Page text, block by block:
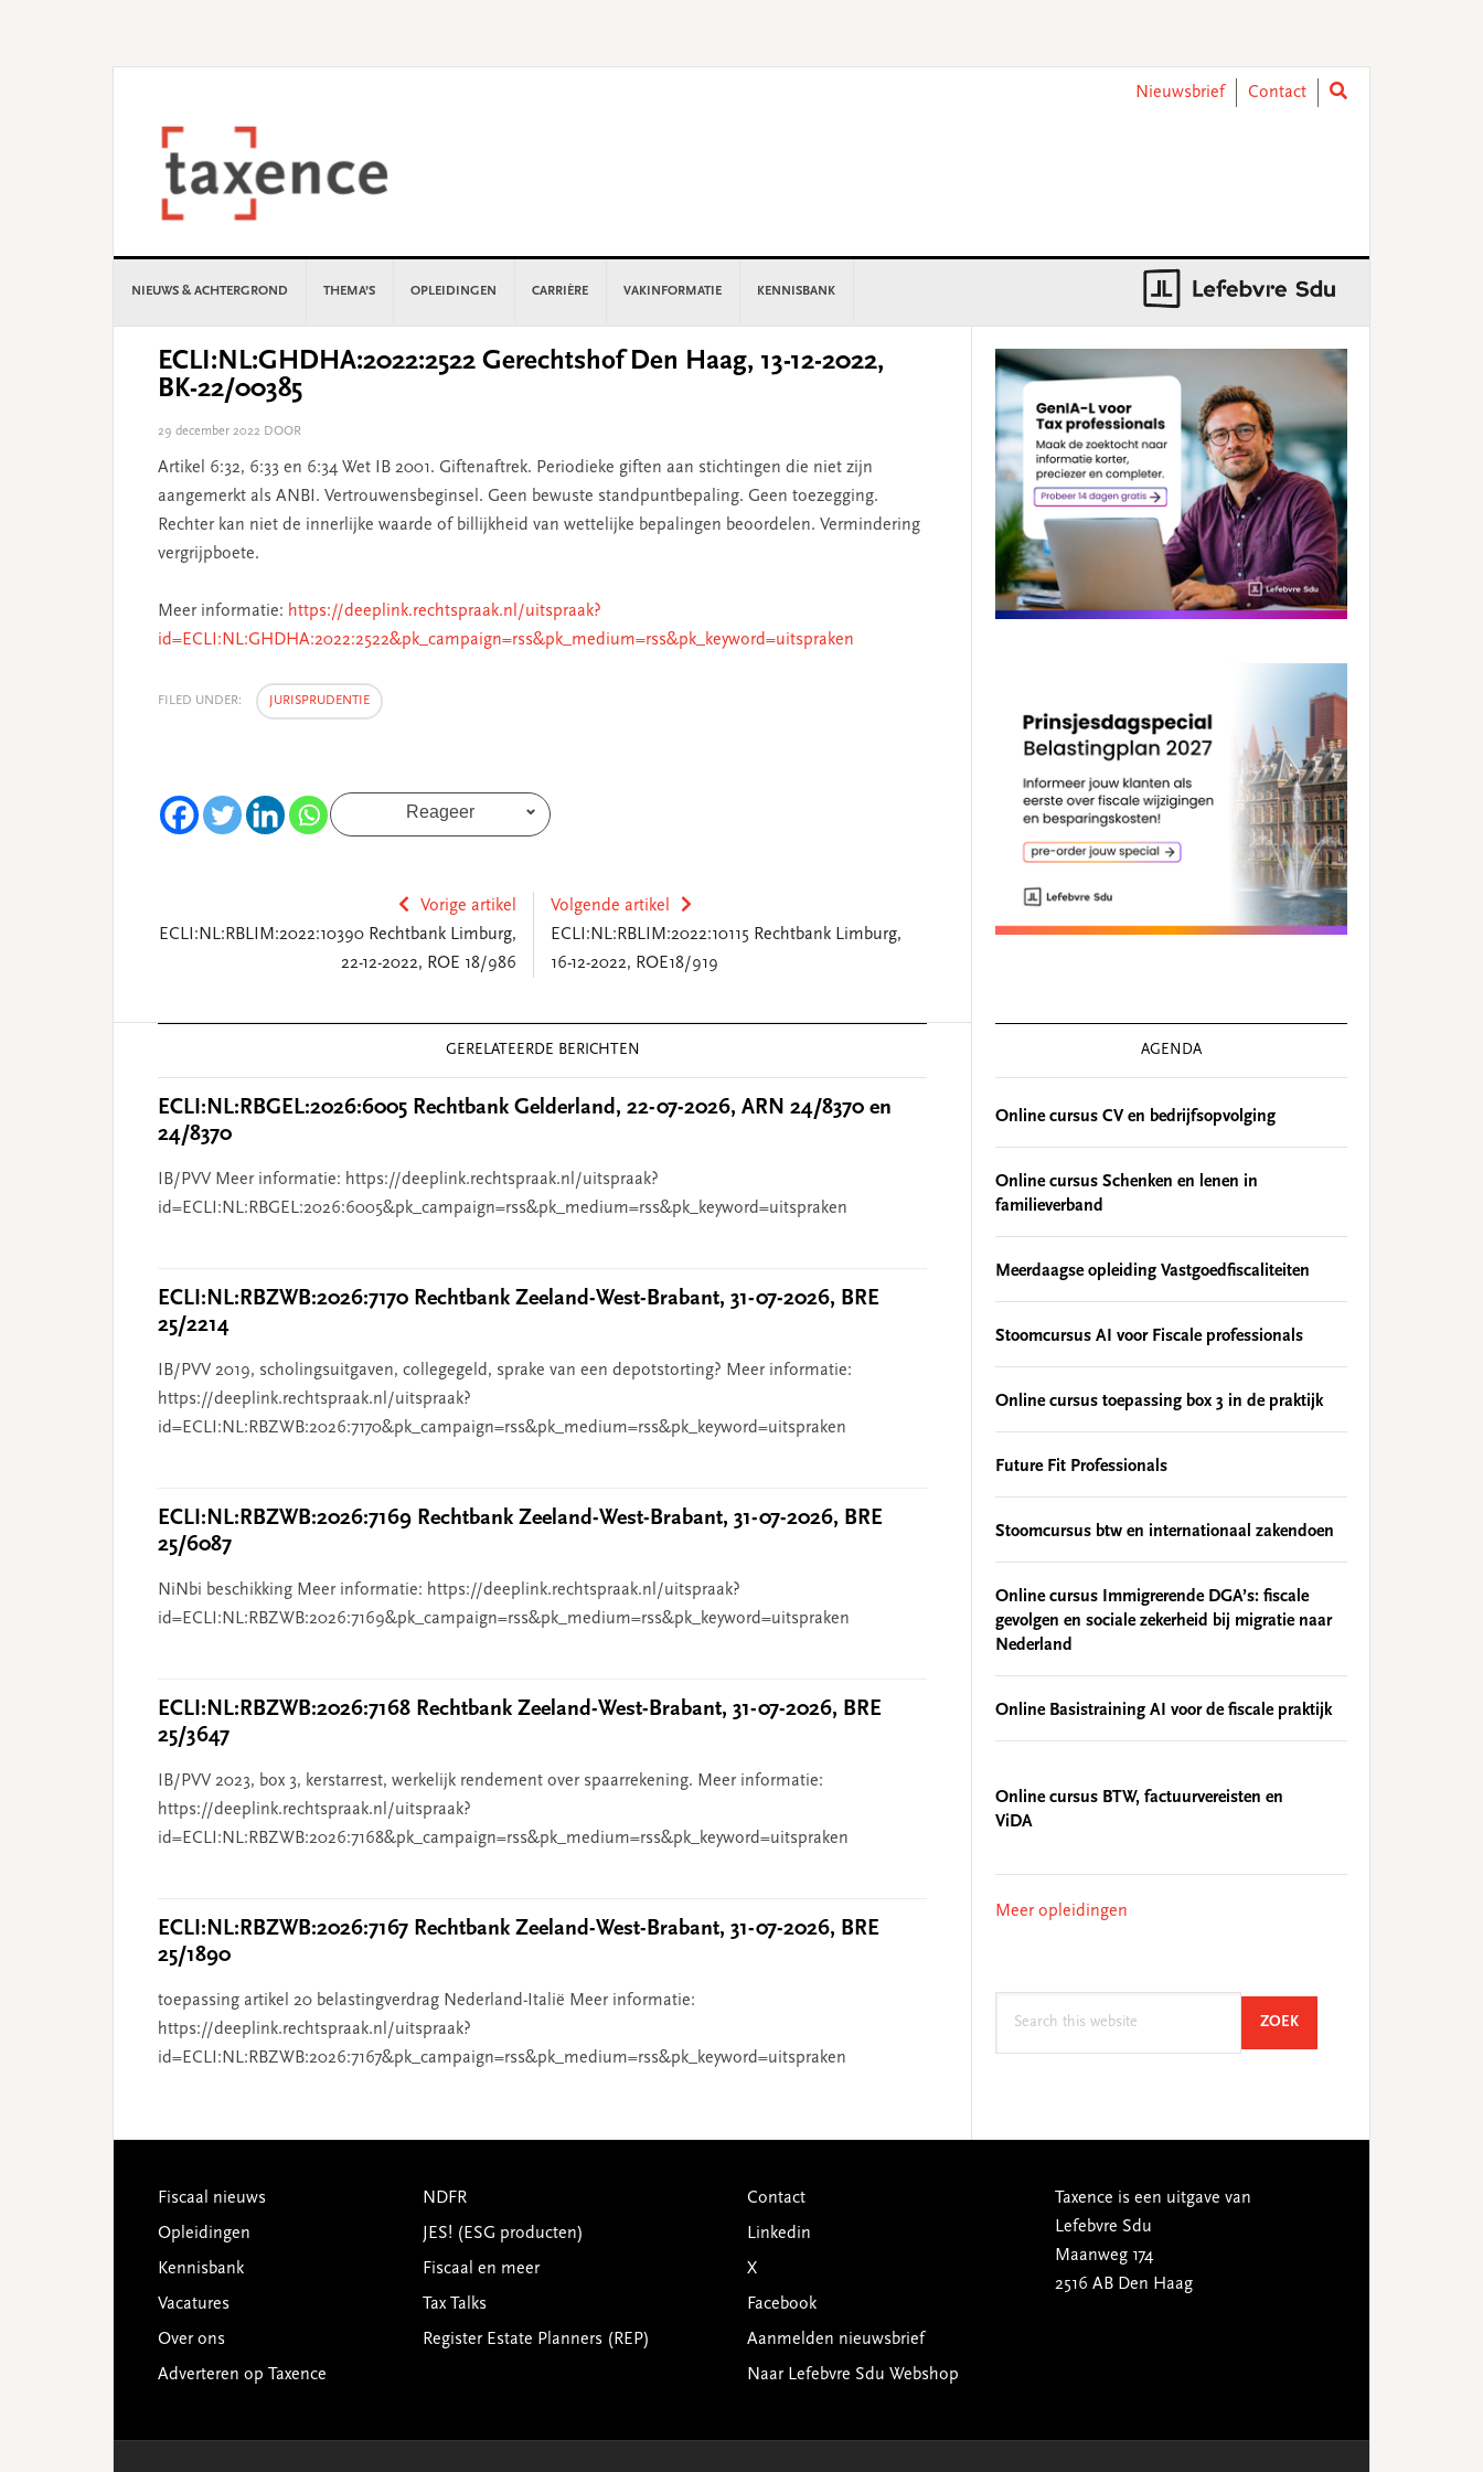
Nieuwsbrief
Contact
NIEUWS & ACHTERGROND THEMA’S OPLEIDINGEN CARRIÈRE VAKINFORMATIE KENNISBANK
ECLI:NL:GHDHA:2022:2522 Gerechtshof Den Haag, 13-12-2022,
BK-22/00385
29 december 2022 DOOR
Artikel 6:32, 6:33 en 6:34 Wet IB 2001. Giftenaftrek. Periodieke giften aan stichtingen die niet zijn
aangemerkt als ANBI. Vertrouwensbeginsel. Geen bewuste standpuntbepaling. Geen toezegging.
Rechter kan niet de innerlijke waarde of billijkheid van wettelijke bepalingen beoordelen. Vermindering
vergrijpboete.
Meer informatie: https://deeplink.rechtspraak.nl/uitspraak?
id=ECLI:NL:GHDHA:2022:2522&pk_campaign=rss&pk_medium=rss&pk_keyword=uitspraken
FILED UNDER: JURISPRUDENTIE
Reageer
Vorige artikel
ECLI:NL:RBLIM:2022:10390 Rechtbank Limburg,
22-12-2022, ROE 18/986
Volgende artikel
ECLI:NL:RBLIM:2022:10115 Rechtbank Limburg,
16-12-2022, ROE18/919
GERELATEERDE BERICHTEN
ECLI:NL:RBGEL:2026:6005 Rechtbank Gelderland, 22-07-2026, ARN 24/8370 en
24/8370
IB/PVV Meer informatie: https://deeplink.rechtspraak.nl/uitspraak?
id=ECLI:NL:RBGEL:2026:6005&pk_campaign=rss&pk_medium=rss&pk_keyword=uitspraken
ECLI:NL:RBZWB:2026:7170 Rechtbank Zeeland-West-Brabant, 31-07-2026, BRE
25/2214
IB/PVV 2019, scholingsuitgaven, collegegeld, sprake van een depotstorting? Meer informatie:
https://deeplink.rechtspraak.nl/uitspraak?
id=ECLI:NL:RBZWB:2026:7170&pk_campaign=rss&pk_medium=rss&pk_keyword=uitspraken
ECLI:NL:RBZWB:2026:7169 Rechtbank Zeeland-West-Brabant, 31-07-2026, BRE
25/6087
NiNbi beschikking Meer informatie: https://deeplink.rechtspraak.nl/uitspraak?
id=ECLI:NL:RBZWB:2026:7169&pk_campaign=rss&pk_medium=rss&pk_keyword=uitspraken
ECLI:NL:RBZWB:2026:7168 Rechtbank Zeeland-West-Brabant, 31-07-2026, BRE
25/3647
IB/PVV 2023, box 3, kerstarrest, werkelijk rendement over spaarrekening. Meer informatie:
https://deeplink.rechtspraak.nl/uitspraak?
id=ECLI:NL:RBZWB:2026:7168&pk_campaign=rss&pk_medium=rss&pk_keyword=uitspraken
ECLI:NL:RBZWB:2026:7167 Rechtbank Zeeland-West-Brabant, 31-07-2026, BRE
25/1890
toepassing artikel 20 belastingverdrag Nederland-Italië Meer informatie:
https://deeplink.rechtspraak.nl/uitspraak?
id=ECLI:NL:RBZWB:2026:7167&pk_campaign=rss&pk_medium=rss&pk_keyword=uitspraken
Sidebar
AGENDA
Online cursus CV en bedrijfsopvolging
Online cursus Schenken en lenen in
familieverband
Meerdaagse opleiding Vastgoedfiscaliteiten
Stoomcursus AI voor Fiscale professionals
Online cursus toepassing box 3 in de praktijk
Future Fit Professionals
Stoomcursus btw en internationaal zakendoen
Online cursus Immigrerende DGA’s: fiscale
gevolgen en sociale zekerheid bij migratie naar
Nederland
Online Basistraining AI voor de fiscale praktijk
Online cursus BTW, factuurvereisten en
ViDA
Meer opleidingen
ZOEKSEARCH
Footer
Fiscaal nieuws
Opleidingen
Kennisbank
Vacatures
Over ons
Adverteren op Taxence
NDFR
JES! (ESG producten)
Fiscaal en meer
Tax Talks
Register Estate Planners (REP)
Contact
Linkedin
X
Facebook
Aanmelden nieuwsbrief
Naar Lefebvre Sdu Webshop
Taxence is een uitgave van
Lefebvre Sdu
Maanweg 174
2516 AB Den Haag